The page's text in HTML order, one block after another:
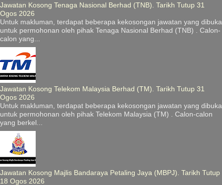
Jawatan Kosong Tenaga Nasional Berhad (TNB). Tarikh Tutup 31
Ogos 2026
Untuk makluman, terdapat beberapa kekosongan jawatan yang dibuka
untuk permohonan oleh pihak Tenaga Nasional Berhad (TNB) . Calon-
calon yang...
Jawatan Kosong Telekom Malaysia Berhad (TM). Tarikh Tutup 31
Ogos 2026
Untuk makluman, terdapat beberapa kekosongan jawatan yang dibuka
untuk permohonan oleh pihak Telekom Malaysia (TM) . Calon-calon
yang berkel...
Jawatan Kosong Majlis Bandaraya Petaling Jaya (MBPJ). Tarikh Tutup
18 Ogos 2026